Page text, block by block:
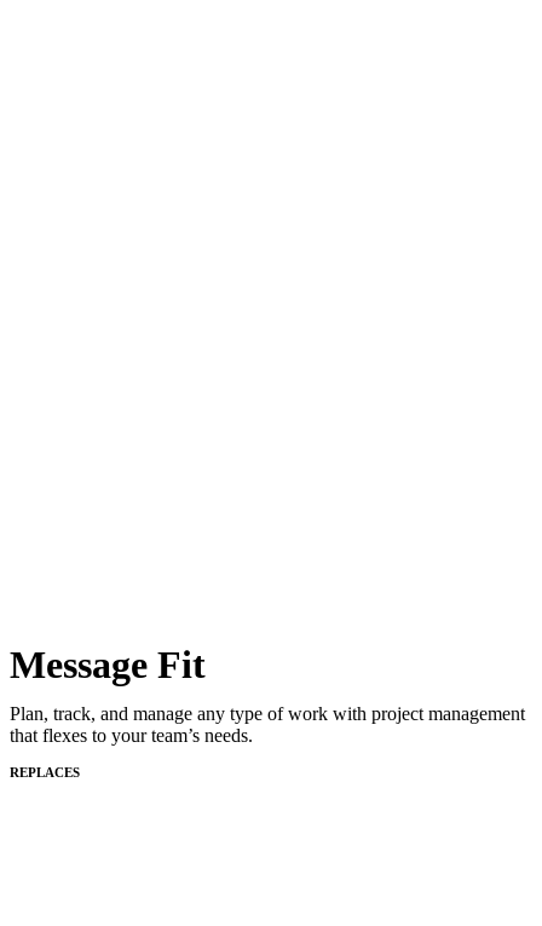
Message Fit
Plan, track, and manage any type of work with project management
that flexes to your team’s needs.
REPLACES